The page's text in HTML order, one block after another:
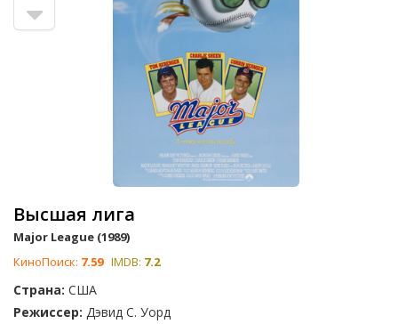
Высшая лига
Major League (1989)
КиноПоиск: 7.59 IMDB: 7.2
Страна: США
Режиссер: Дэвид С. Уорд